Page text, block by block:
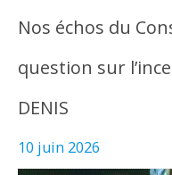
Nos échos du
question sur
DENIS
10 juin 2026